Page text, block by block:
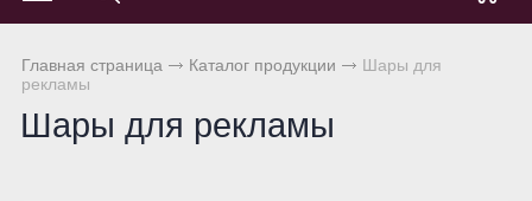
Главная страница Каталог продукции
Шары для
рекламы
Шары для рекламы